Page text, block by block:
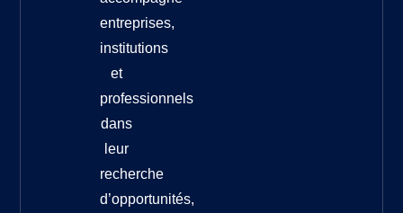
entreprises,
institutions
et
professionnels
dans
leur
recherche
d’opportunités,